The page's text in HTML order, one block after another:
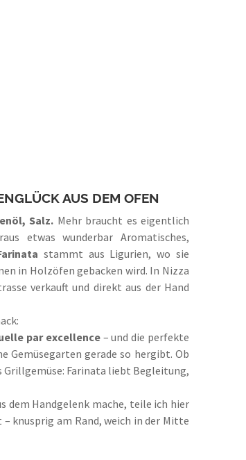
AUS DEM OFEN
Salz. Mehr braucht es eigentlich
etwas wunderbar Aromatisches,
stammt aus Ligurien, wo sie
in Holzöfen gebacken wird. In Nizza
verkauft und direkt aus der Hand
par excellence– und die perfekte
Gemüsegarten gerade so hergibt. Ob
Farinata liebt Begleitung,
dem Handgelenk mache, teile ich hier
knusprig am Rand, weich in der Mitte